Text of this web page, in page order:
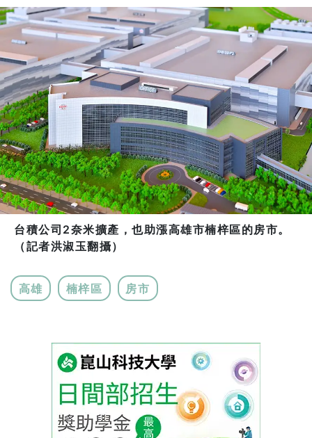
台積公司2奈米擴產，也助漲高雄市楠梓區的房市。
（記者洪淑玉翻攝）
高雄 楠梓區 房市